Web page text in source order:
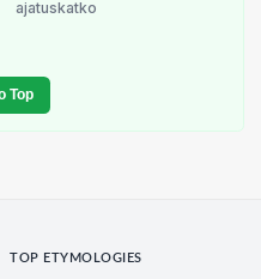
ajatuskatko
Top
TOP ETYMOLOGIES